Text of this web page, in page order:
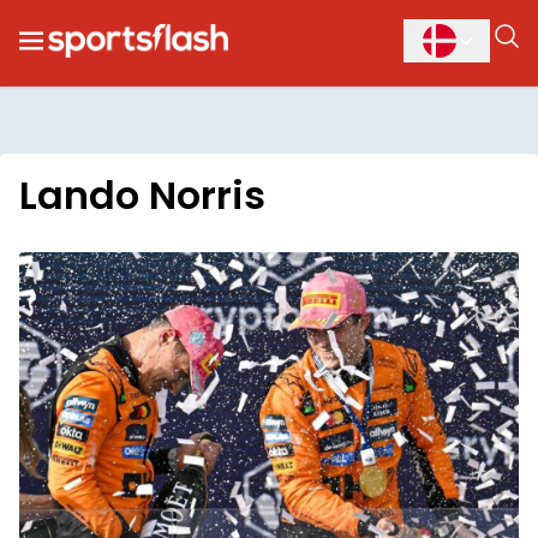
Lando Norris